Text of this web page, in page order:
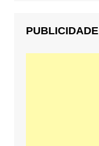
PUBLICIDADE